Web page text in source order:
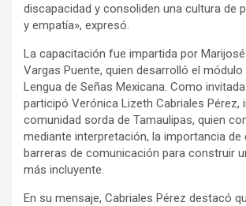
discapacidad y consoliden una cultura de
y empatía», expresó.
La capacitación fue impartida por
Vargas Puente, quien desarrolló el
Lengua de Señas Mexicana. Como
participó Verónica Lizeth Cabriales Pérez,
comunidad sorda de Tamaulipas, quien
mediante interpretación, la importancia de
barreras de comunicación para construir
más incluyente.
En su mensaje, Cabriales Pérez destacó